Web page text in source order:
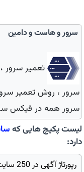
سرور و هاست و دامین
تعمیر سرور
سرور ، روش تعمیر
سرور همه در فیکس
لیست پکیچ هایی که
دارد:
رپورتاژ آگهی در 250 سایت